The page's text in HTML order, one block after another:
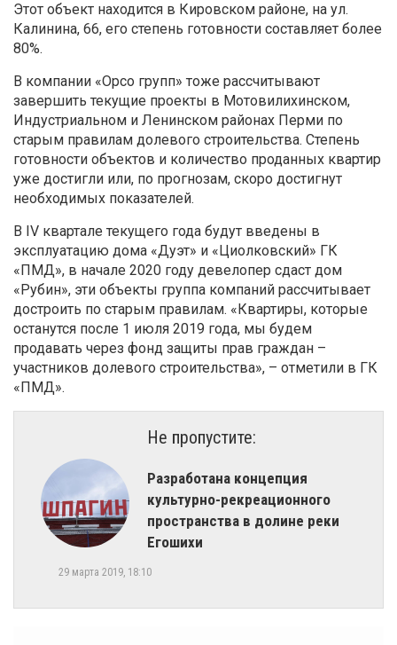
Этот объект находится в Кировском районе, на ул.
Калинина, 66, его степень готовности составляет более
80%.
В компании «Орсо групп» тоже рассчитывают
завершить текущие проекты в Мотовилихинском,
Индустриальном и Ленинском районах Перми по
старым правилам долевого строительства. Степень
готовности объектов и количество проданных квартир
уже достигли или, по прогнозам, скоро достигнут
необходимых показателей.
В IV квартале текущего года будут введены в
эксплуатацию дома «Дуэт» и «Циолковский» ГК
«ПМД», в начале 2020 году девелопер сдаст дом
«Рубин», эти объекты группа компаний рассчитывает
достроить по старым правилам. «Квартиры, которые
останутся после 1 июля 2019 года, мы будем
продавать через фонд защиты прав граждан –
участников долевого строительства», – отметили в ГК
«ПМД».
Не пропустите:
Разработана концепция
культурно-рекреационного
пространства в долине реки
Егошихи
29 марта 2019, 18:10